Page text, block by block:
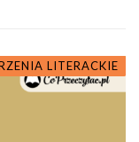
FANTASTYKA
LITERACKIE